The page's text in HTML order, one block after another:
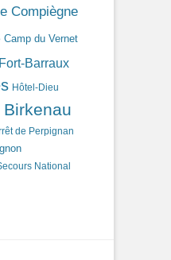
Compiègne
Camp du Vernet
Barraux
Hôtel-Dieu
Birkenau
de Perpignan
National